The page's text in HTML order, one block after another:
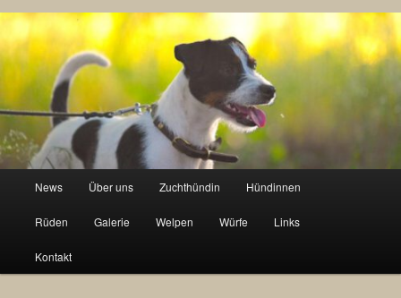
News Über uns Zuchthündin Hündinnen
Rüden Galerie Welpen Würfe Links
Kontakt